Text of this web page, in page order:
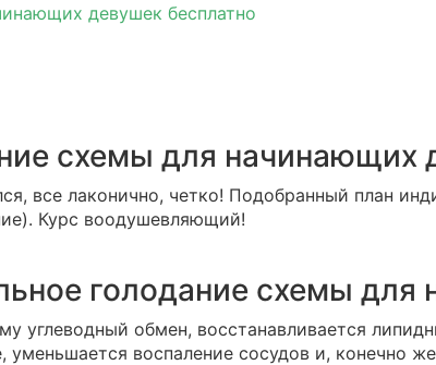
девушек бесплатно
схемы для начинающих
все лаконично, четко! Подобранный план
Курс воодушевляющий!
голодание схемы
углеводный обмен, восстанавливается
воспаление сосудов и, конечно